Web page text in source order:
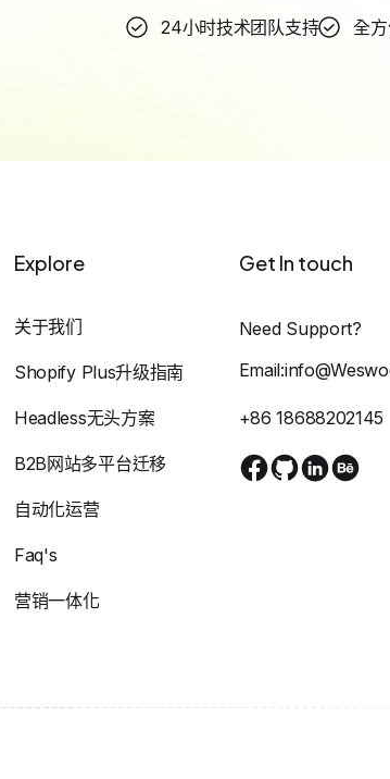
24小时技术团队支持 全
Explore
关于我们
Shopify Plus升级指南
Headless无头方案
B2B网站多平台迁移
自动化运营
Faq's
营销一体化
Get In touch
Need Support?
+86 18688202145